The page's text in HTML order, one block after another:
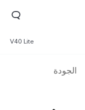
V40 Lite
الجودة